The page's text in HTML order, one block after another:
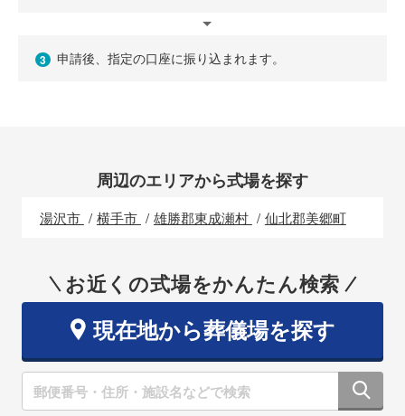
3 申請後、指定の口座に振り込まれます。
周辺のエリアから式場を探す
湯沢市 横手市 雄勝郡東成瀬村 仙北郡美郷町
お近くの式場をかんたん検索
現在地から葬儀場を探す